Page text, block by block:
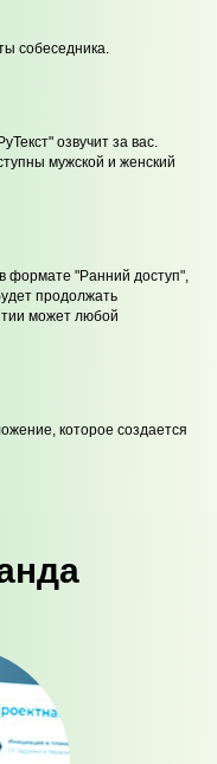
собеседника.
озвучит за вас.
мужской и женский
формате "Ранний доступ",
продолжать
может любой
которое создается